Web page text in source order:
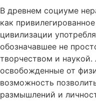
В древнем социуме
как
цивилизации
обозначавшее не
творчеством и
освобожденные от
возможность
размышлений и